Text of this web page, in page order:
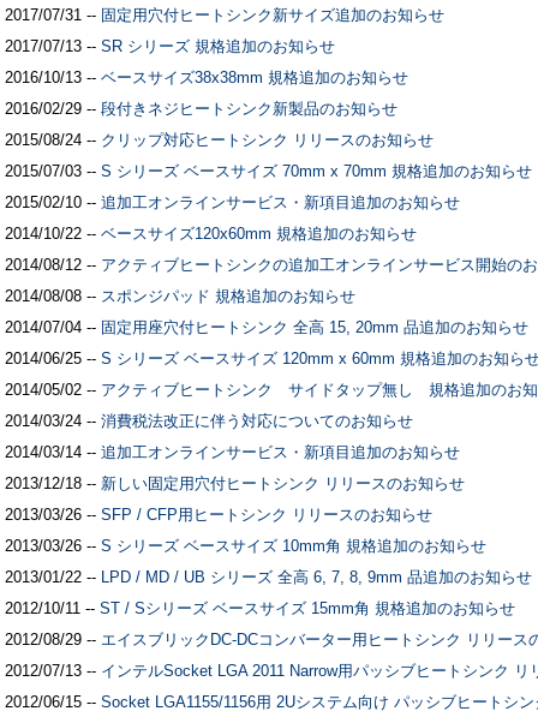
2017/07/31 -- 固定用穴付ヒートシンク新サイズ追加のお知らせ
2017/07/13 -- SR シリーズ 規格追加のお知らせ
2016/10/13 -- ベースサイズ38x38mm 規格追加のお知らせ
2016/02/29 -- 段付きネジヒートシンク新製品のお知らせ
2015/08/24 -- クリップ対応ヒートシンク リリースのお知らせ
2015/07/03 -- S シリーズ ベースサイズ 70mm x 70mm 規格追加のお知らせ
2015/02/10 -- 追加工オンラインサービス・新項目追加のお知らせ
2014/10/22 -- ベースサイズ120x60mm 規格追加のお知らせ
2014/08/12 -- アクティブヒートシンクの追加工オンラインサービス開始の
2014/08/08 -- スポンジパッド 規格追加のお知らせ
2014/07/04 -- 固定用座穴付ヒートシンク 全高 15, 20mm 品追加のお知らせ
2014/06/25 -- S シリーズ ベースサイズ 120mm x 60mm 規格追加のお知ら
2014/05/02 -- アクティブヒートシンク サイドタップ無し 規格追加のお
2014/03/24 -- 消費税法改正に伴う対応についてのお知らせ
2014/03/14 -- 追加工オンラインサービス・新項目追加のお知らせ
2013/12/18 -- 新しい固定用穴付ヒートシンク リリースのお知らせ
2013/03/26 -- SFP / CFP用ヒートシンク リリースのお知らせ
2013/03/26 -- S シリーズ ベースサイズ 10mm角 規格追加のお知らせ
2013/01/22 -- LPD / MD / UB シリーズ 全高 6, 7, 8, 9mm 品追加のお知らせ
2012/10/11 -- ST / Sシリーズ ベースサイズ 15mm角 規格追加のお知らせ
2012/08/29 -- エイスブリックDC-DCコンバーター用ヒートシンク リリース
2012/07/13 -- インテルSocket LGA 2011 Narrow用パッシブヒートシンク リ
2012/06/15 -- Socket LGA1155/1156用 2Uシステム向け パッシブヒートシ